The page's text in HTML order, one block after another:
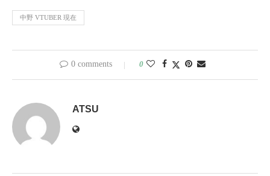
中野 VTUBER 現在
0 comments 0
ATSU